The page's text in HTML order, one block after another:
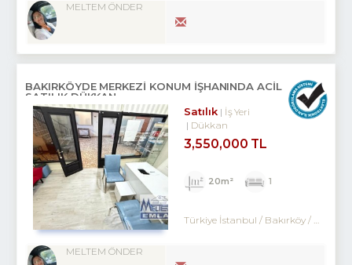
MELTEM ÖNDER
BAKIRKÖYDE MERKEZİ KONUM İŞHANINDA ACİL
SATILIK DÜKKAN
Satılık
İş Yeri
Dükkan
3,550,000 TL
20m² 1
Türkiye İstanbul / Bakırköy/ Kartaltepe
MELTEM ÖNDER